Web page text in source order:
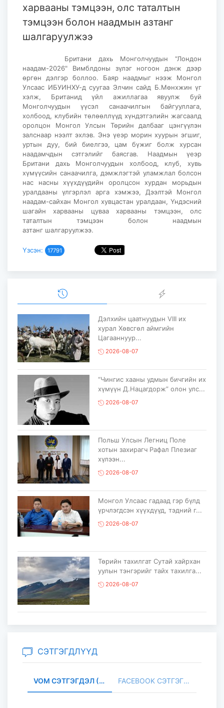
харвааны тэмцээн, олс таталтын
тэмцээн болон наадмын азтанг
шалгаруулжээ
Британи дахь Монголчуудын “Лондон
наадам-2026" Вимблдоны зүлэг ногоон дэнж дээр
өргөн дэлгэр боллоо. Баяр наадмыг нээж Монгол
Улсаас ИБУИНХУ-д суугаа Элчин сайд Б.Мөнхжин үг
хэлж, Британид үйл ажиллагаа явуулж буй
Монголчуудын үүсэл санаачилгын байгууллага,
холбоод, клубийн төлөөллүүд хүндэтгэлийн жагсаалд
оролцон Монгол Улсын Төрийн далбааг цэнгүүлэн
залснаар нээлт эхлэв. Энэ үеэр морин хуурын эгшиг,
уртын дуу, бий биелгээ, цам бүжиг болж хурсан
наадамчдын сэтгэлийг баясгав. Наадмын үеэр
Британи дахь Монголчуудын холбоод, клуб, хувь
хүмүүсийн санаачилга, дэмжлэгтэй уламжлал болсон
нас насны хүүхдүүдийн оролцсон хурдан морьдын
уралдааны үлгэрлэл арга хэмжээ, Дээлтэй Монгол
наадам-сайхан Монгол хувцастан уралдаан, Үндэсний
шагайн харвааны цуваа харвааны тэмцээн, олс
таталтын тэмцээн болон наадмын
азтанг шалгаруулжээ.
Үзсэн: 17791
Дэлхийн цаатнуудын VIII их
хурал Хөвсгөл аймгийн
Цагааннуур...
2026-08-07
“Чингис хааны удмын бичгийн их
хүмүүн Д.Нацагдорж” олон улс...
2026-08-07
Польш Улсын Легниц Поле
хотын захирагч Рафал Плезиаг
хүлээн...
2026-08-07
Монгол Улсаас гадаад гэр бүлд
үрчлэгдсэн хүүхдүүд, тэдний г...
2026-08-07
Төрийн тахилгат Сутай хайрхан
уулын тэнгэрийг тайх тахилга...
2026-08-07
Олон улсын монголч эрдэмтний
XIII их хурал наймдугаар сарын...
СЭТГЭГДЛҮҮД
VOM СЭТГЭГДЭЛ (0) FACEBOOK СЭТГЭГДЭЛ (